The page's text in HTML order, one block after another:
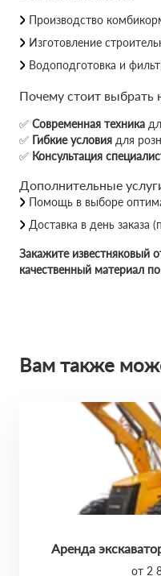
Производство
Изготовление
Водоподготовка и
Почему стоит выбрать
✅ Современная техника
✅ Гибкие условия для
✅ Консультация
Дополнительные
Помощь в выборе
Доставка в день заказа
Закажите известняковый
качественный материал
Вам также
Аренда
от 2